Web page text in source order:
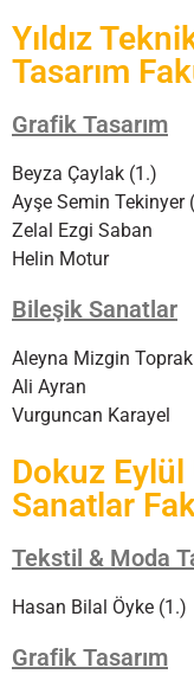
Yıldız
Tasarım
Grafik Tasarım
Beyza Çaylak (1.)
Ayşe Semin Tekinyer
Zelal Ezgi Saban
Helin Motur
Bileşik Sanatlar
Aleyna Mizgin Toprak
Ali Ayran
Vurguncan Karayel
Dokuz Eylül
Sanatlar
Tekstil & Moda
Hasan Bilal Öyke (1.)
Grafik Tasarım